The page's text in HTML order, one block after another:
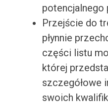
potencjalnego
Przejście do
płynnie
części listu
której
szczegółowe
swoich